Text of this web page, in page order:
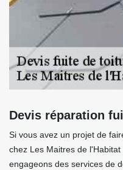
Devis réparation
Si vous avez un projet de
chez Les Maitres de
engageons des services de